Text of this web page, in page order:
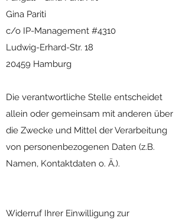
Gina Pariti
c/o IP-Management #4310
Ludwig-Erhard-Str. 18
20459 Hamburg
Die verantwortliche Stelle entscheidet
allein oder gemeinsam mit anderen über
die Zwecke und Mittel der Verarbeitung
von personenbezogenen Daten (z.B.
Namen, Kontaktdaten o. Ä.).
Widerruf Ihrer Einwilligung zur